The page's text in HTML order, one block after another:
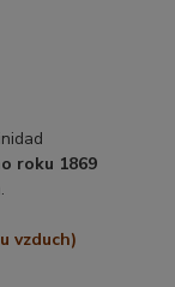
roku 1869
vzduch)